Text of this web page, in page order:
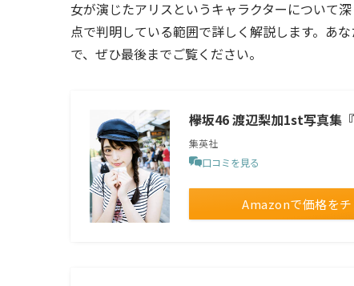
女が演じたアリスというキャラクターについて
点で判明している範囲で詳しく解説します。あ
で、ぜひ最後までご覧ください。
欅坂46 渡辺梨加1st写真集『
集英社
口コミを見る
Amazonで価格をチ